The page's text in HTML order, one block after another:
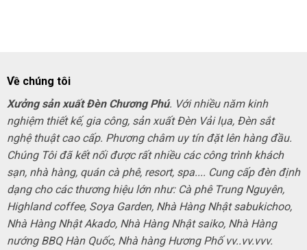
Về chúng tôi
Xưởng sản xuất Đèn Chương Phú. Với nhiều năm kinh
nghiệm thiết kế, gia công, sản xuất Đèn Vải lụa, Đèn sắt
nghệ thuật cao cấp. Phương châm uy tín đặt lên hàng đầu.
Chúng Tôi đã kết nối được rất nhiều các công trình khách
sạn, nhà hàng, quán cà phê, resort, spa.... Cung cấp đèn định
dạng cho các thương hiệu lớn như: Cà phê Trung Nguyên,
Highland coffee, Soya Garden, Nhà Hàng Nhật sabukichoo,
Nhà Hàng Nhật Akado, Nhà Hàng Nhật saiko, Nhà Hàng
nướng BBQ Hàn Quốc, Nhà hàng Hương Phố vv..vv.vvv.